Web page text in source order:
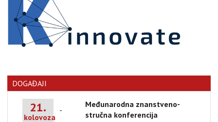
DOGAĐAJI
21.
kolovoza
-
Međunarodna znanstveno-
stručna konferencija